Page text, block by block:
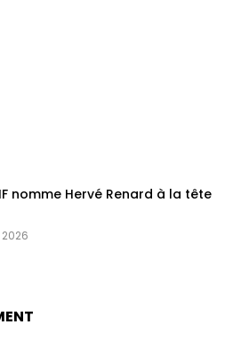
nomme Hervé Renard à la tête
2026